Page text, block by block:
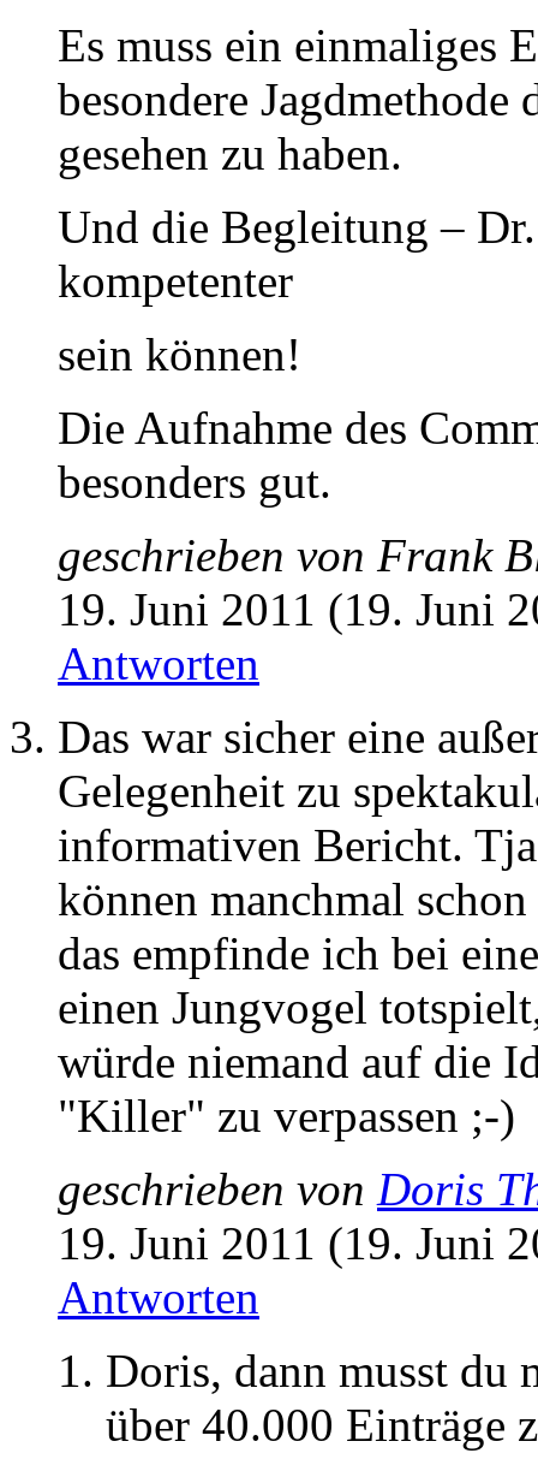
Es muss ein einmaliges
besondere
gesehen zu haben.
Und die Begleitung –
kompetenter
sein können!
Die Aufnahme des
besonders gut.
geschrieben von Frank
19. Juni 2011 (19. Juni
Antworten
Das war sicher eine
Gelegenheit zu
informativen Bericht.
können manchmal
das empfinde ich bei
einen Jungvogel
würde niemand auf die
"Killer" zu verpassen ;-)
geschrieben von Doris
19. Juni 2011 (19. Juni
Antworten
Doris, dann musst du
über 40.000 Einträge